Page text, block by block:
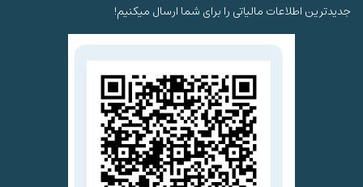
جدیدترین اطلاعات مالیاتی را برای شما ارسال میکنیم!